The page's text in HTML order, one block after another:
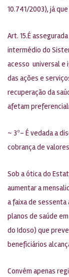
10.741/2003), já
Art. 15.É
intermédio do
acesso universal e
das ações e
recuperação da
afetam
~ 3º- É vedada a
cobrança de
Sob a ótica do
aumentar a
a faixa de
planos de saúde
do Idoso) que
beneficiários
Convém apenas